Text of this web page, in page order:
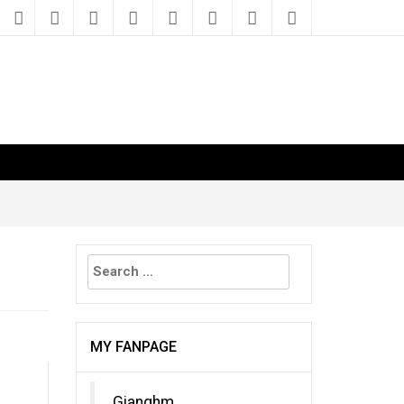
Search
for:
MY FANPAGE